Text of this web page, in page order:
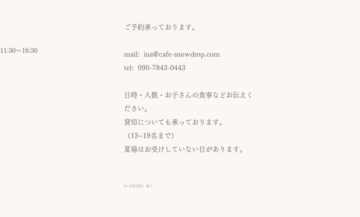
​11:30〜16:30
ご予約承っております。
mail: ina@cafe-snowdrop.com
tel: 090-7843-0443
日時・人数・お子さんの食事など​お伝えく
ださい。
貸切についても承っております。
（13~19名まで）
夏場はお受けしていない日があります。
R２事業再構築 機‐8